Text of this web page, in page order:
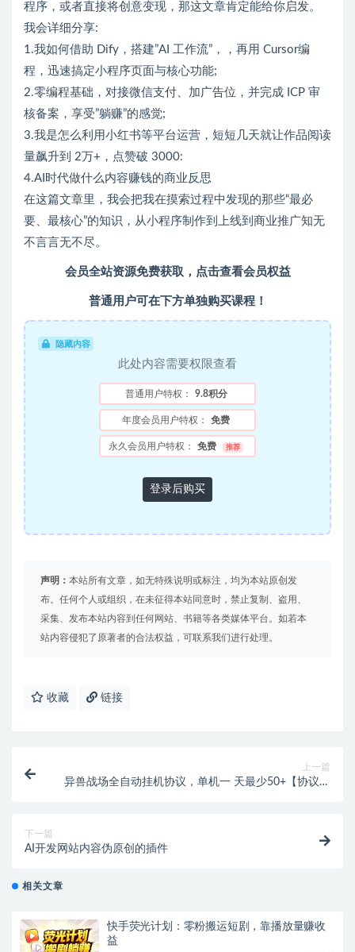
程序，或者直接将创意变现，那这文章肯定能给你启发。
我会详细分享:
1.我如何借助 Dify，搭建”AI 工作流”，，再用 Cursor编
程，迅速搞定小程序页面与核心功能;
2.零编程基础，对接微信支付、加广告位，并完成 ICP 审
核备案，享受”躺赚”的感觉;
3.我是怎么利用小红书等平台运营，短短几天就让作品阅读
量飙升到 2万+，点赞破 3000:
4.AI时代做什么内容赚钱的商业反思
在这篇文章里，我会把我在摸索过程中发现的那些“最必
要、最核心”的知识，从小程序制作到上线到商业推广知无
不言言无不尽。
会员全站资源免费获取，点击查看会员权益
普通用户可在下方单独购买课程！
隐藏内容
此处内容需要权限查看
普通用户特权： 9.8积分
年度会员用户特权： 免费
永久会员用户特权： 免费 推荐
登录后购买
声明： 本站所有文章，如无特殊说明或标注，均为本站原创发
布。任何个人或组织，在未征得本站同意时，禁止复制、盗用、
采集、发布本站内容到任何网站、书籍等各类媒体平台。如若本
站内容侵犯了原著者的合法权益，可联系我们进行处理。
收藏 链接
上一篇
异兽战场全自动挂机协议，单机一 天最少50+【协议脚
下一篇
AI开发网站内容伪原创的插件
相关文章
快手荧光计划：零粉搬运短剧，靠播放量赚收
益